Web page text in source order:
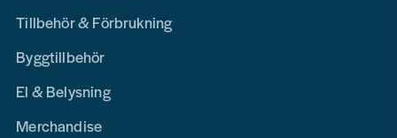
Tillbehör & Förbrukning
Byggtillbehör
El & Belysning
Merchandise